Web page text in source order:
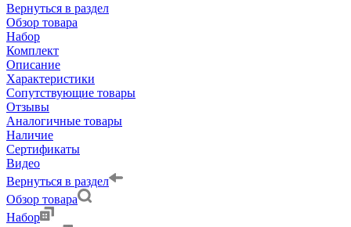
Вернуться в раздел
Обзор товара
Набор
Комплект
Описание
Характеристики
Сопутствующие товары
Отзывы
Аналогичные товары
Наличие
Сертификаты
Видео
Вернуться в раздел
Обзор товара
Набор